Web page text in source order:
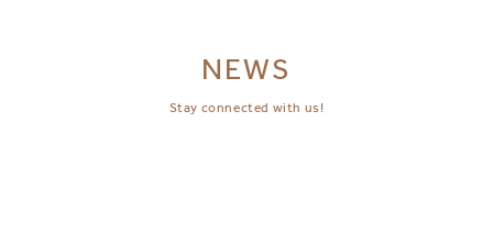
NEWS
Stay connected with us!